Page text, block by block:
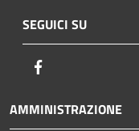
SEGUICI SU
AMMINISTRAZIONE